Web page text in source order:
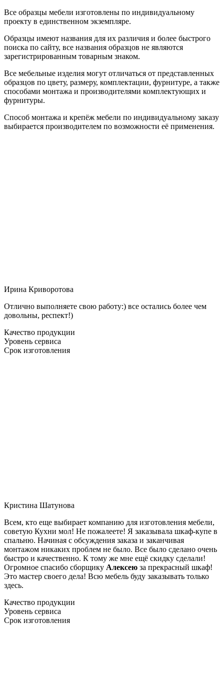
Все образцы мебели изготовлены по индивидуальному
проекту в единственном экземпляре.
Образцы имеют названия для их различия и более быстрого
поиска по сайту, все названия образцов не являются
зарегистрированным товарным знаком.
Все мебельные изделия могут отличаться от представленных
образцов по цвету, размеру, комплектации, фурнитуре, а также
способами монтажа и производителями комплектующих и
фурнитуры.
Способ монтажа и крепёж мебели по индивидуальному заказу
выбирается производителем по возможности её применения.
Ирина Криворотова
Отлично выполняете свою работу:) все остались более чем
довольны, респект!)
Качество продукции
Уровень сервиса
Срок изготовления
Кристина Шатунова
Всем, кто еще выбирает компанию для изготовления мебели,
советую Кухни мол! Не пожалеете! Я заказывала шкаф-купе в
спальню. Начиная с обсуждения заказа и заканчивая
монтажом никаких проблем не было. Все было сделано очень
быстро и качественно. К тому же мне ещё скидку сделали!
Огромное спасибо сборщику Алексею за прекрасный шкаф!
Это мастер своего дела! Всю мебель буду заказывать только
здесь.
Качество продукции
Уровень сервиса
Срок изготовления